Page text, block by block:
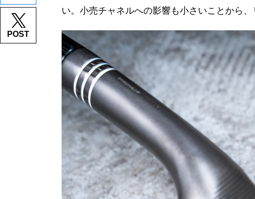
POST
い。小売チャネルへの影響も小さいことから